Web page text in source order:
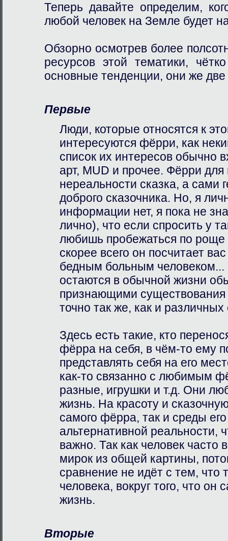
Теперь давайте определим,
любой человек на Земле будет
Обзорно осмотрев более
ресурсов этой тематики,
основные тенденции, они же две
Первые
Люди, которые относятся к
интересуются фёрри, как
список их интересов обычно
арт, MUD и прочее. Фёрри для
нереальности сказка, а сами
доброго сказочника. Но, я
информации нет, я пока не
лично), что если спросить у
любишь пробежаться по роще
скорее всего он посчитает
бедным больным человеком...
остаются в обычной жизни
признающими
точно так же, как и
Здесь есть такие, кто
фёрра на себя, в чём-то ему
представлять себя на его
как-то связанно с любимым
разные, игрушки и т.д. Они
жизнь. На красоту и
самого фёрра, так и среды
альтернативной реальности,
важно. Так как человек часто
мирок из общей картины,
сравнение не идёт с тем, что
человека, вокруг того, что он
жизнь.
Вторые